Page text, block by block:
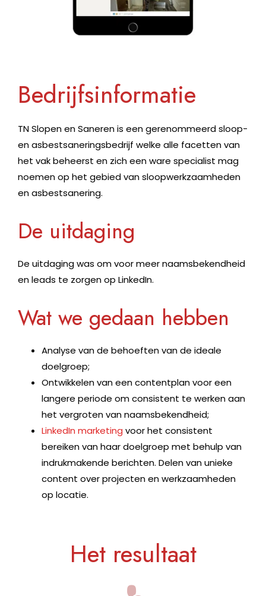
Bedrijfsinformatie
TN Slopen en Saneren is een gerenommeerd sloop-
en asbestsaneringsbedrijf welke alle facetten van
het vak beheerst en zich een ware specialist mag
noemen op het gebied van sloopwerkzaamheden
en asbestsanering.
De uitdaging
De uitdaging was om voor meer naamsbekendheid
en leads te zorgen op LinkedIn.
Wat we gedaan hebben
Analyse van de behoeften van de ideale
doelgroep;
Ontwikkelen vaneencontentplan voor een
langere periode om consistent te werken aan
het vergroten van naamsbekendheid;
LinkedIn marketing voor het consistent
bereiken van haar doelgroep met behulp van
indrukmakende berichten. Delen van unieke
content over projecten en werkzaamheden
op locatie.
Het resultaat